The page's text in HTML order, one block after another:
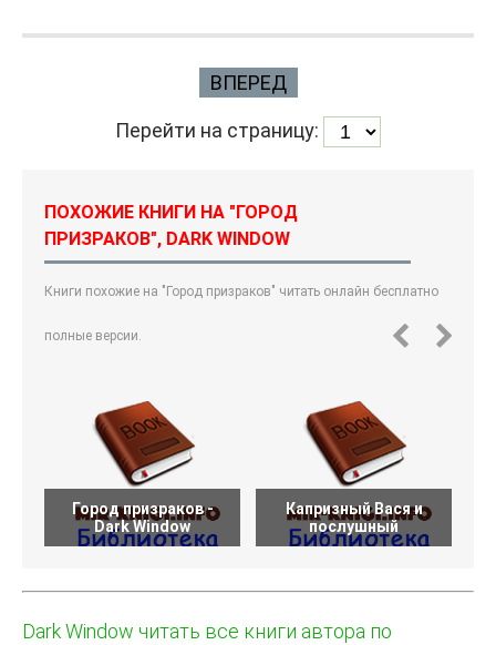
ВПЕРЕД
Перейти на страницу:
ПОХОЖИЕ КНИГИ НА "ГОРОД
ПРИЗРАКОВ", DARK WINDOW
Книги похожие на "Город призраков" читать онлайн бесплатно
полные версии.
Город призраков -
Dark Window
Капризный Вася и
послушный
Dark Window читать все книги автора по